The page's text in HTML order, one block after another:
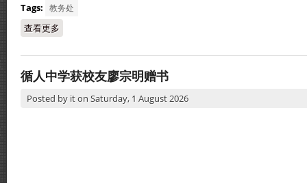
Tags: 教务处
查看更多
循人中学获校友廖宗明赠书
Posted by iton Saturday, 1 August 2026